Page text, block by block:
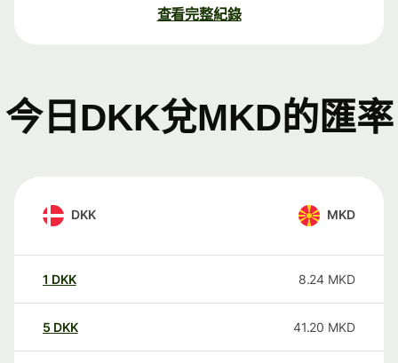
查看完整紀錄
今日DKK兌MKD的匯率
DKK MKD
1 DKK 8.24 MKD
5 DKK 41.20 MKD